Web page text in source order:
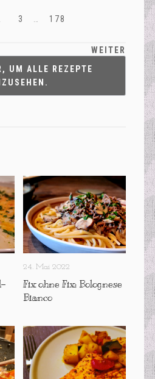
3 … 178
WEITER
UM ALLE REZEPTE
24. Mai 2022
Fix ohne Fix: Bolognese
Bianco